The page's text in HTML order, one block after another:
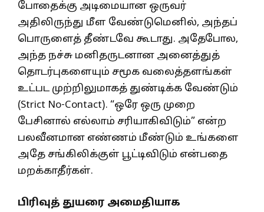
போதைக்கு அடிமையான ஒருவர்
அதிலிருந்து மீள வேண்டுமெனில், அந்தப்
பொருளைத் தீண்டவே கூடாது. அதேபோல,
அந்த நச்சு மனிதருடனான அனைத்துத்
தொடர்புகளையும் சமூக வலைத்தளங்கள்
உட்பட முற்றிலுமாகத் துண்டிக்க வேண்டும்
(Strict No-Contact). “ஒரே ஒரு முறை
பேசினால் எல்லாம் சரியாகிவிடும்” என்ற
பலவீனமான எண்ணம் மீண்டும் உங்களை
அதே சங்கிலிக்குள் பூட்டிவிடும் என்பதை
மறக்காதீர்கள்.
பிரிவுத் துயரை அமைதியாக